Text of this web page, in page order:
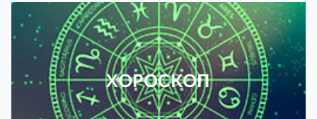
ХОРОСКОП